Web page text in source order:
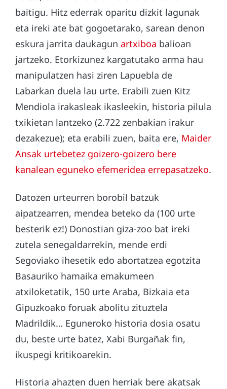
baitigu. Hitz ederrak oparitu dizkit lagunak
eta ireki ate bat gogoetarako, sarean denon
eskura jarrita daukagun artxiboa balioan
jartzeko. Etorkizunez kargatutako arma hau
manipulatzen hasi ziren Lapuebla de
Labarkan duela lau urte. Erabili zuen Kitz
Mendiola irakasleak ikasleekin, historia pilula
txikietan lantzeko (2.722 zenbakian irakur
dezakezue); eta erabili zuen, baita ere, Maider
Ansak urtebetez goizero-goizero bere
kanalean eguneko efemeridea errepasatzeko.
Datozen urteurren borobil batzuk
aipatzearren, mendea beteko da (100 urte
besterik ez!) Donostian giza-zoo bat ireki
zutela senegaldarrekin, mende erdi
Segoviako ihesetik edo abortatzea egotzita
Basauriko hamaika emakumeen
atxiloketatik, 150 urte Araba, Bizkaia eta
Gipuzkoako foruak abolitu zituztela
Madrildik… Eguneroko historia dosia osatu
du, beste urte batez, Xabi Burgañak fin,
ikuspegi kritikoarekin.
Historia ahazten duen herriak bere akatsak